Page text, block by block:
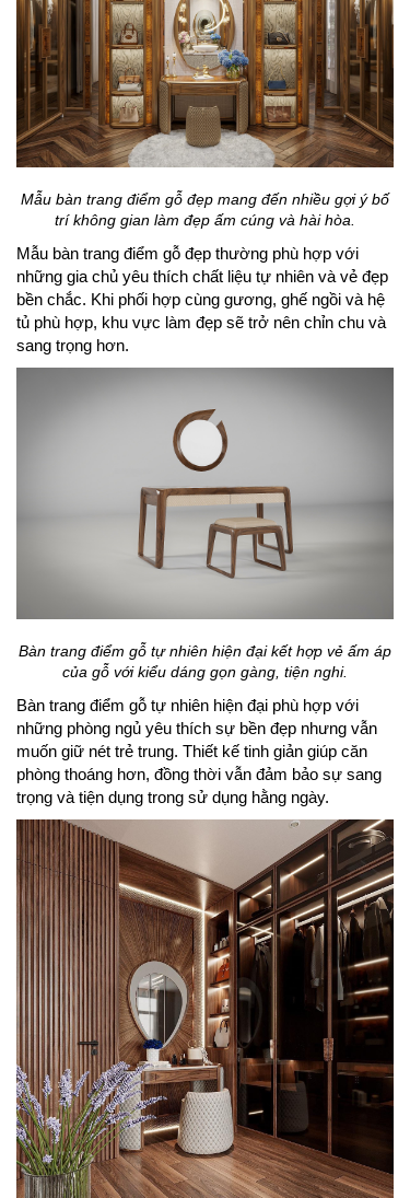
Mẫu bàn trang điểm gỗ đẹp mang đến nhiều gợi ý bố
trí không gian làm đẹp ấm cúng và hài hòa.
Mẫu bàn trang điểm gỗ đẹp thường phù hợp với
những gia chủ yêu thích chất liệu tự nhiên và vẻ đẹp
bền chắc. Khi phối hợp cùng gương, ghế ngồi và hệ
tủ phù hợp, khu vực làm đẹp sẽ trở nên chỉn chu và
sang trọng hơn.
Bàn trang điểm gỗ tự nhiên hiện đại kết hợp vẻ ấm áp
của gỗ với kiểu dáng gọn gàng, tiện nghi.
Bàn trang điểm gỗ tự nhiên hiện đại phù hợp với
những phòng ngủ yêu thích sự bền đẹp nhưng vẫn
muốn giữ nét trẻ trung. Thiết kế tinh giản giúp căn
phòng thoáng hơn, đồng thời vẫn đảm bảo sự sang
trọng và tiện dụng trong sử dụng hằng ngày.